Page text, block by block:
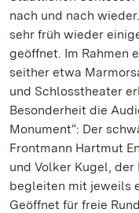
nach und nach
sehr früh wieder
geöffnet. Im Rahmen
seither etwa
und Schlosstheater
Besonderheit die
Monument“: Der
Frontmann Hartmut
und Volker Kugel,
begleiten mit jeweils
Geöffnet für freie